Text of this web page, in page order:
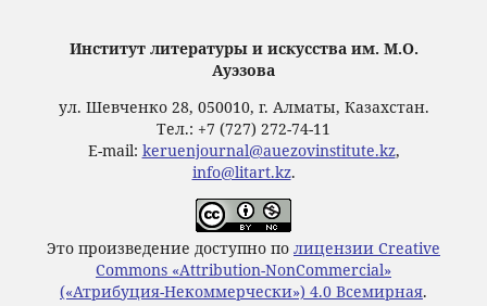
Институт литературы и искусства им. М.О.
Ауэзова
ул. Шевченко 28, 050010, г. Алматы, Казахстан.
Тел.: +7 (727) 272-74-11
E-mail: keruenjournal@auezovinstitute.kz,
info@litart.kz.
Это произведение доступно по лицензии Creative
Commons «Attribution-NonCommercial»
(«Атрибуция-Некоммерчески») 4.0 Всемирная.